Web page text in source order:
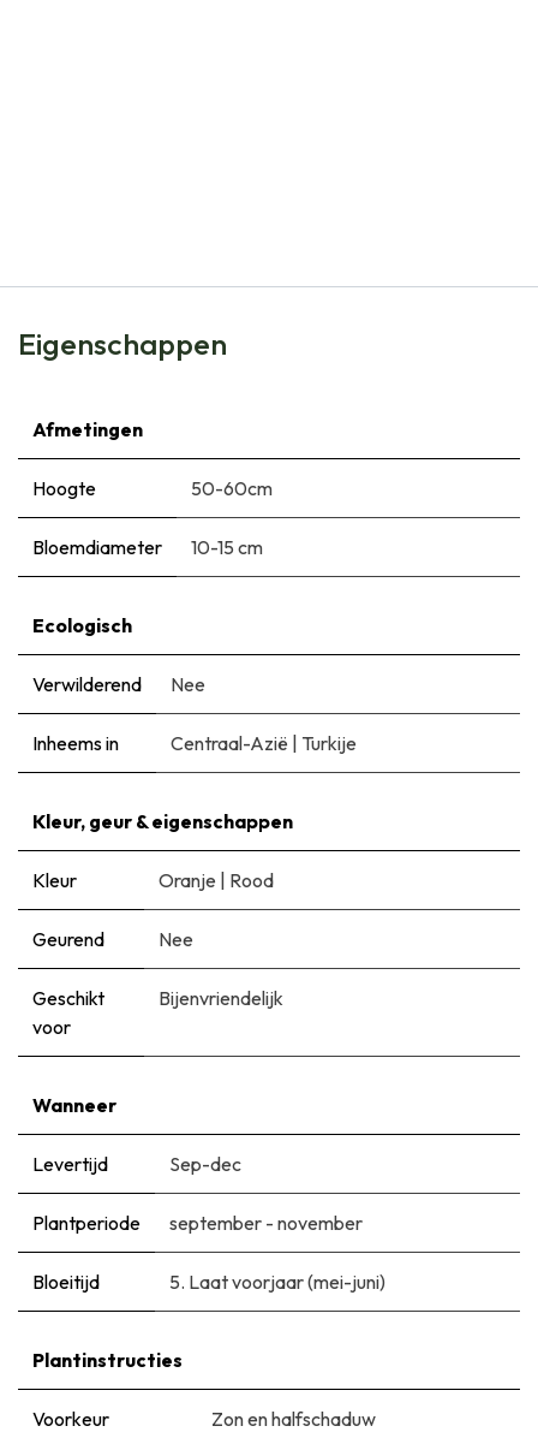
Eigenschappen
Afmetingen
Hoogte 50-60cm
Bloemdiameter 10-15 cm
Ecologisch
Verwilderend Nee
Inheems in Centraal-Azië | Turkije
Kleur, geur & eigenschappen
Kleur Oranje | Rood
Geurend Nee
Geschikt
voor
Bijenvriendelijk
Wanneer
Levertijd Sep-dec
Plantperiode september - november
Bloeitijd 5. Laat voorjaar (mei-juni)
Plantinstructies
Voorkeur
Zon en halfschaduw